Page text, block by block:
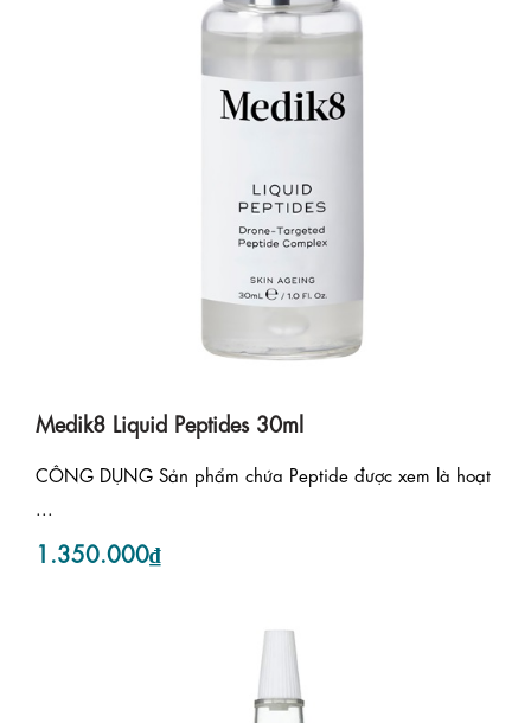
Medik8 Liquid Peptides 30ml
CÔNG DỤNG Sản phẩm chứa Peptide được xem là hoạt
...
1.350.000₫